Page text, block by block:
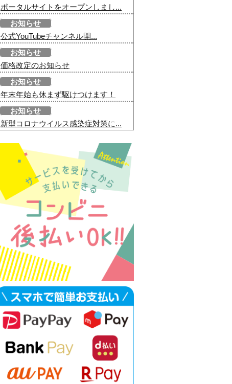
ポータルサイトをオープンしまし...
お知らせ
公式YouTubeチャンネル開...
お知らせ
価格改定のお知らせ
お知らせ
年末年始も休まず駆けつけます！
お知らせ
新型コロナウイルス感染症対策に...